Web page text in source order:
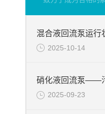
2025-10-14
2025-09-23